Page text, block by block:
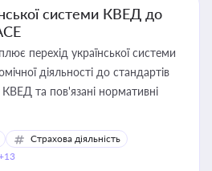
системи КВЕД до
перехід української системи
діяльності до стандартів
та пов'язані нормативні
Страхова діяльність